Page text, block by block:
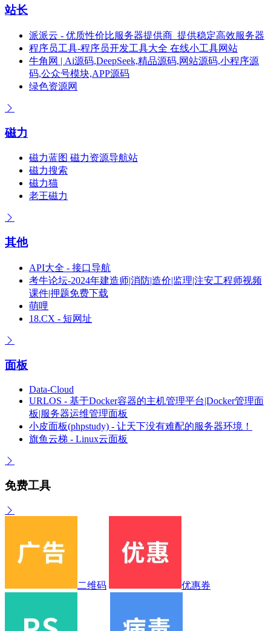
站长
派派云 - 优质性价比服务器提供商_提供稳定高效服务器
程序员工具-程序员开发工具大全 在线小工具网站
牛角网 | Ai源码,DeepSeek,精品源码,网站源码,小程序源
码,公众号模块,APP源码
绿色资源网
磁力
磁力蓝图 磁力资源导航站
磁力搜索
磁力猫
老王磁力
其他
API大全 - 接口导航
考牛论坛-2024年建造师|消防|造价|监理|注安工程师视频
课件|押题免费下载
萌哩
18.CX - 短网址
面板
Data-Cloud
URLOS - 基于Docker容器的主机管理平台|Docker管理面
板|服务器运维管理面板
小皮面板(phpstudy) - 让天下没有难配的服务器环境！
旗鱼云梯 - Linux云面板
免费工具
二维码 优惠券